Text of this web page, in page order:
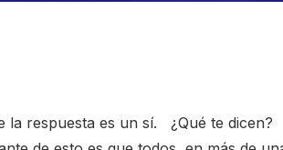
respuesta es un sí. ¿Qué te dicen?